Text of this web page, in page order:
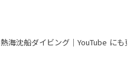
熱海沈船ダイビング｜YouTube にも更